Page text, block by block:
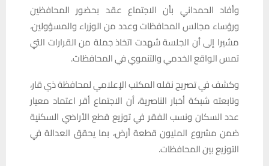
وأفاد الحمداني بأن الاجتماع عقد بحضور المحافظين
ورؤساء مجالس المحافظات وعدد من الوزراء والمسؤولين،
مشيرا إلى أن الجلسة شهدت اتخاذ جملة من القرارات التي
تمس الواقع الخدمي والتنموي في المحافظات.
وكشف في تصريح نقله المكتب الإعلامي لمحافظة ذي قار،
وتابعته شبكة أخبار الناصرية، أن الاجتماع أقر اعتماد معيار
عدد السكان ونسب الفقر في توزيع قطع الأراضي السكنية
ضمن مشروع المليون قطعة أرض، بما يحقق العدالة في
التوزيع بين المحافظات.